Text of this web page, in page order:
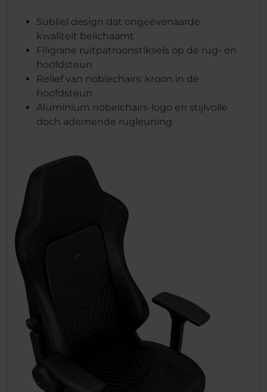
Subliel design dat ongeëvenaarde
kwaliteit belichaamt
Filigrane ruitpatroonstiksels op de rug- en
hoofdsteun
Relief van noblechairs' kroon in de
hoofdsteun
Aluminium nobelchairs-logo en stijlvolle
doch ademende rugleuning